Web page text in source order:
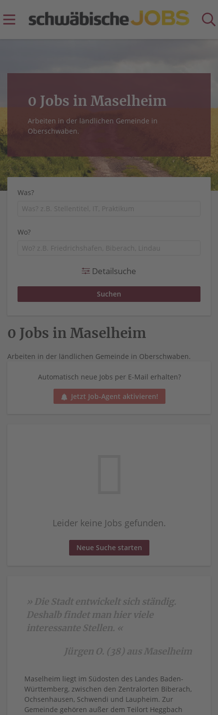
0 Jobs in Maselheim
Arbeiten in der ländlichen Gemeinde in
Oberschwaben.
Was?
Wo?
Detailsuche
0 Jobs in Maselheim
Arbeiten in der ländlichen Gemeinde in Oberschwaben.
Automatisch neue Jobs per E-Mail erhalten?
Jetzt Job-Agent aktivieren!
Leider keine Jobs gefunden.
Neue Suche starten
» Die Stadt entwickelt sich ständig.
Deshalb findet man hier viele
interessante Stellen. «
Jürgen O. (38) aus Maselheim
Maselheim liegt im Südosten des Landes Baden-
Württemberg, zwischen den Zentralorten Biberach,
Ochsenhausen, Schwendi und Laupheim. Zur
Gemeinde gehören außer dem Teilort Heggbach